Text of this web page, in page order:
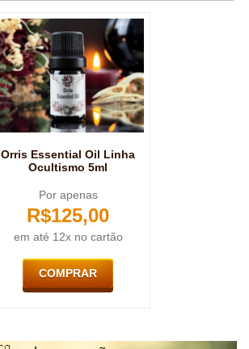
Orris Essential Oil Linha
Ocultismo 5ml
Por apenas
R$125,00
em até 12x no cartão
COMPRAR